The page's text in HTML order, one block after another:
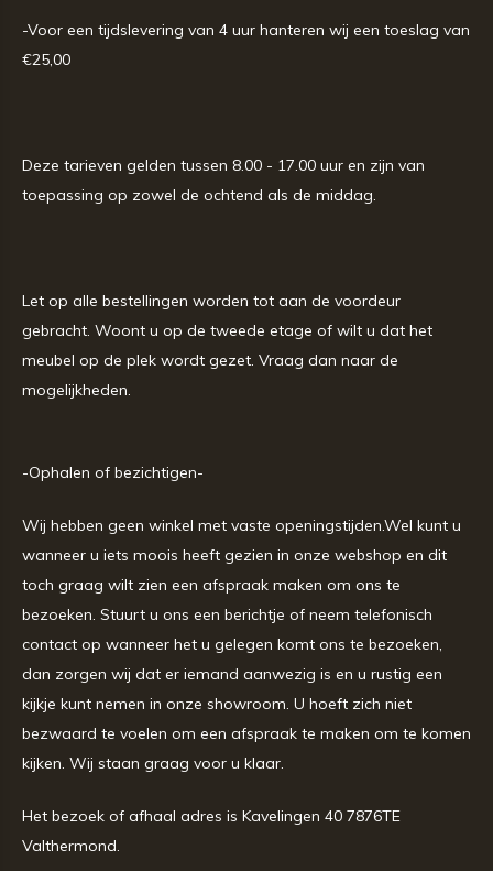
-Voor een tijdslevering van 4 uur hanteren wij een toeslag van
€25,00
Deze tarieven gelden tussen 8.00 - 17.00 uur en zijn van
toepassing op zowel de ochtend als de middag.
Let op alle bestellingen worden tot aan de voordeur
gebracht. Woont u op de tweede etage of wilt u dat het
meubel op de plek wordt gezet. Vraag dan naar de
mogelijkheden.
-Ophalen of bezichtigen-
Wij hebben geen winkel met vaste openingstijden.Wel kunt u
wanneer u iets moois heeft gezien in onze webshop en dit
toch graag wilt zien een afspraak maken om ons te
bezoeken. Stuurt u ons een berichtje of neem telefonisch
contact op wanneer het u gelegen komt ons te bezoeken,
dan zorgen wij dat er iemand aanwezig is en u rustig een
kijkje kunt nemen in onze showroom. U hoeft zich niet
bezwaard te voelen om een afspraak te maken om te komen
kijken. Wij staan graag voor u klaar.
Het bezoek of afhaal adres is Kavelingen 40 7876TE
Valthermond.